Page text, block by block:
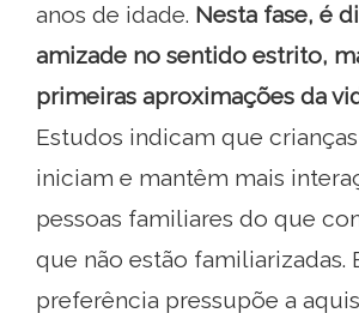
anos de idade. Nesta fase, é
amizade no sentido estrito,
primeiras aproximações da
Estudos indicam que
iniciam e mantêm mais
pessoas familiares do que
que não estão familiarizadas.
preferência pressupõe a